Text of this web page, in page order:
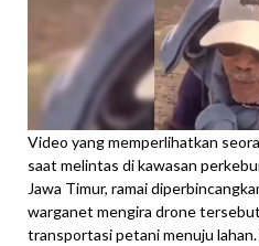
Video yang memperlihatkan
saat melintas di kawasan
Jawa Timur, ramai
warganet mengira drone
transportasi petani menuju